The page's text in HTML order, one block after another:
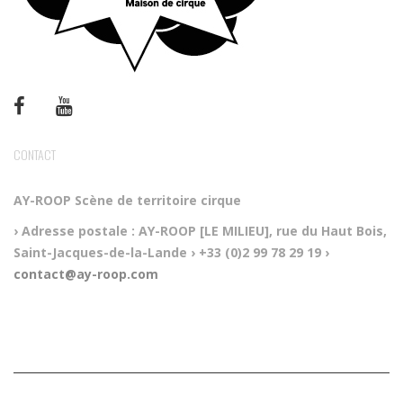
CONTACT
AY-ROOP Scène de territoire cirque
› Adresse postale : AY-ROOP [LE MILIEU], rue du Haut Bois,
Saint-Jacques-de-la-Lande › +33 (0)2 99 78 29 19 ›
contact@ay-roop.com